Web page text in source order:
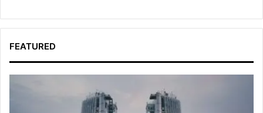
FEATURED